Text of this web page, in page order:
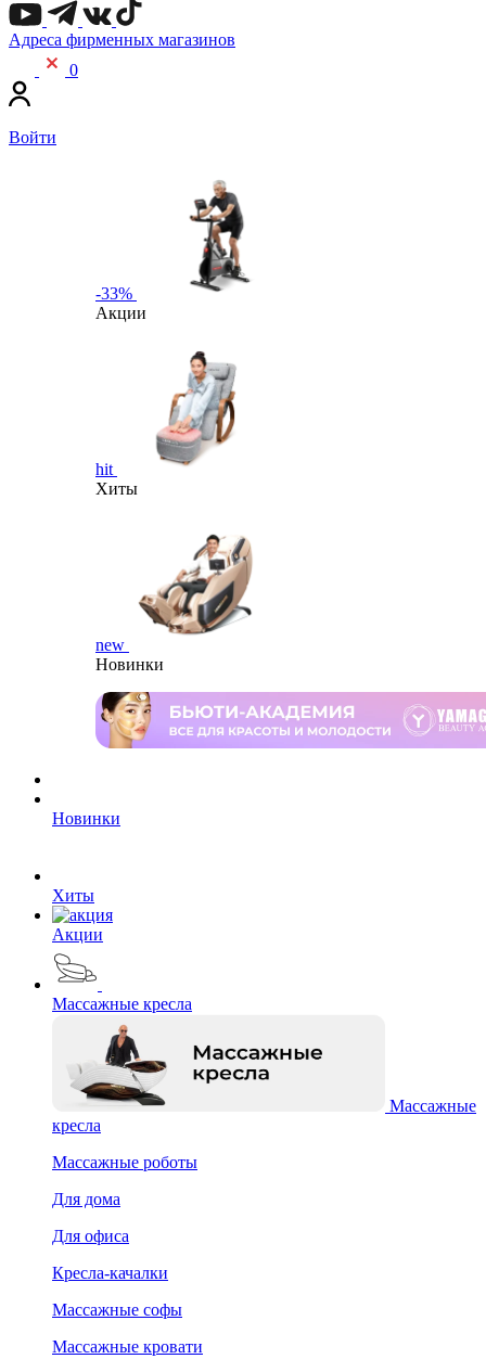
Адреса фирменных магазинов
0
Войти
-33%
Акции
hit
Хиты
new
Новинки
Новинки
Хиты
Акции
Массажные кресла
Массажные
кресла
Массажные роботы
Для дома
Для офиса
Кресла-качалки
Массажные софы
Массажные кровати